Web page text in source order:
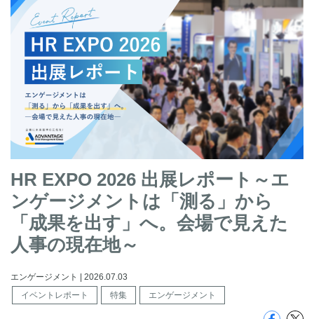
HR EXPO 2026 出展レポート～エ
ンゲージメントは「測る」から
「成果を出す」へ。会場で見えた
人事の現在地～
エンゲージメント | 2026.07.03
イベントレポート
特集 エンゲージメント